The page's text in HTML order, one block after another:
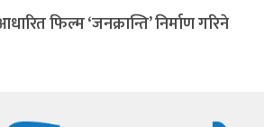
फिल्म ‘जनक्रान्ति’ निर्माण गरिने